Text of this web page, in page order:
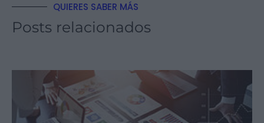
QUIERES SABER MÁS
Posts relacionados